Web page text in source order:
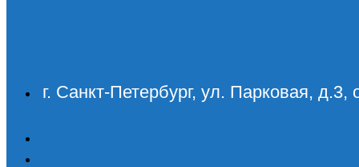
г. Санкт-Петербург, ул. Парковая, д.3,